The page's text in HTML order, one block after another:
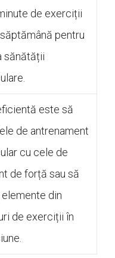
de exerciții
pentru
sănătății
este să
de antrenament
cu cele de
de forță sau să
din
de exerciții în